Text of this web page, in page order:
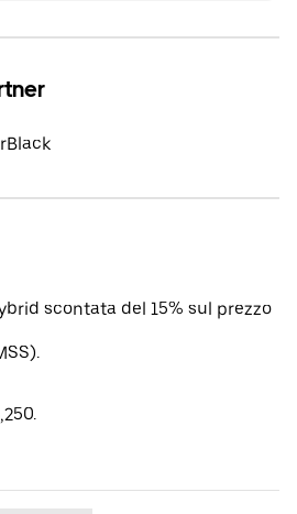
scontata del 15% sul prezzo